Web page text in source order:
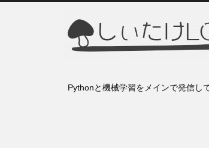
Pythonと機械学習をメインで発信し